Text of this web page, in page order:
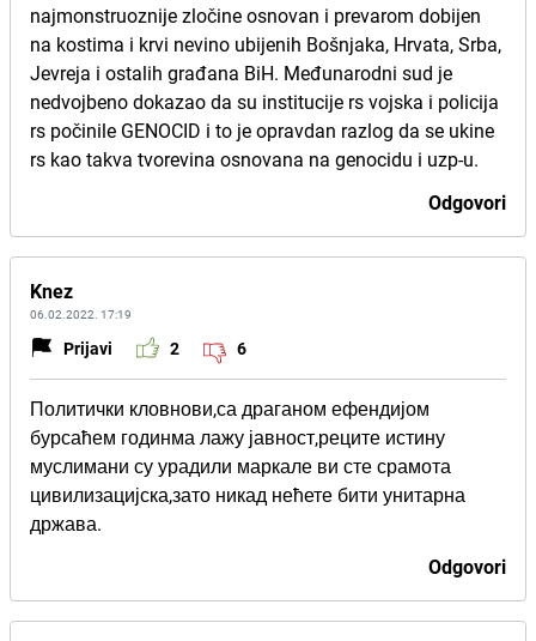
najmonstruoznije zločine osnovan i prevarom dobijen
na kostima i krvi nevino ubijenih Bošnjaka, Hrvata, Srba,
Jevreja i ostalih građana BiH. Međunarodni sud je
nedvojbeno dokazao da su institucije rs vojska i policija
rs počinile GENOCID i to je opravdan razlog da se ukine
rs kao takva tvorevina osnovana na genocidu i uzp-u.
Odgovori
Knez
06.02.2022. 17:19
Prijavi 2 6
Политички кловнови,са драганом ефендијом
бурсаћем годинма лажу јавност,реците истину
муслимани су урадили маркале ви сте срамота
цивилизацијска,зато никад нећете бити унитарна
држава.
Odgovori